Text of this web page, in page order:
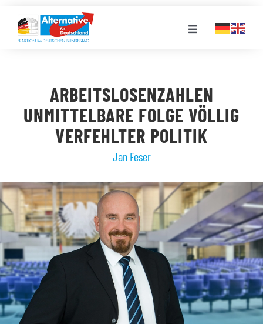
Inhalt
springen
Toggle
LANDESGRUPPEN
VERANSTALTUNGEN
PRESSE
STELLENPORTAL
MEDIATHEK
ARBEITSLOSENZAHLEN
UNMITTELBARE FOLGE VÖLLIG
VERFEHLTER POLITIK
Jan Feser